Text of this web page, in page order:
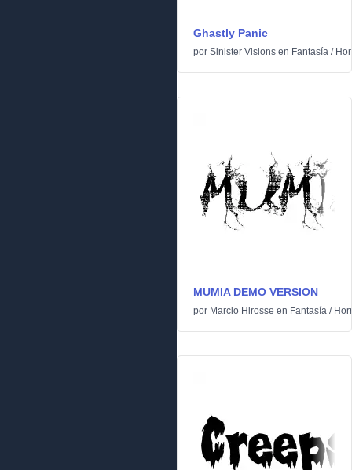
Ghastly Panic
por Sinister Visions en Fantasía /
MUMIA DEMO VERSION
por Marcio Hirosse en Fantasía /